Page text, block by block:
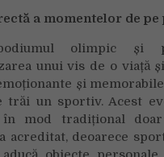
a momentelor de pe
olimpic și
unui vis de o viață
și
trăi un sportiv. Acest
mod tradițional
acreditat, deoarece